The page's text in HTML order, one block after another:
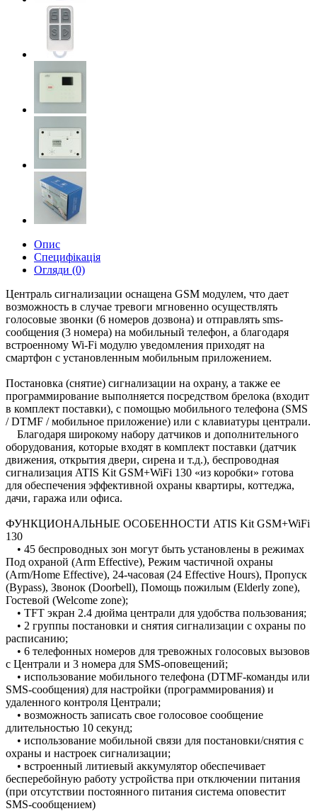
Опис
Специфікація
Огляди (0)
Централь сигнализации оснащена GSM модулем, что дает
возможность в случае тревоги мгновенно осуществлять
голосовые звонки (6 номеров дозвона) и отправлять sms-
сообщения (3 номера) на мобильный телефон, а благодаря
встроенному Wi-Fi модулю уведомления приходят на
смартфон с установленным мобильным приложением.
Постановка (снятие) сигнализации на охрану, а также ее
программирование выполняется посредством брелока (входит
в комплект поставки), с помощью мобильного телефона (SMS
/ DTMF / мобильное приложение) или с клавиатуры централи.
Благодаря широкому набору датчиков и дополнительного
оборудования, которые входят в комплект поставки (датчик
движения, открытия двери, сирена и т.д.), беспроводная
сигнализация ATIS Kit GSM+WiFi 130 «из коробки» готова
для обеспечения эффективной охраны квартиры, коттеджа,
дачи, гаража или офиса.
ФУНКЦИОНАЛЬНЫЕ ОСОБЕННОСТИ ATIS Kit GSM+WiFi
130
• 45 беспроводных зон могут быть установлены в режимах
Под охраной (Arm Effective), Режим частичной охраны
(Arm/Home Effective), 24-часовая (24 Effective Hours), Пропуск
(Bypass), Звонок (Doorbell), Помощь пожилым (Elderly zone),
Гостевой (Welcome zone);
• TFT экран 2.4 дюйма централи для удобства пользования;
• 2 группы постановки и снятия сигнализации с охраны по
расписанию;
• 6 телефонных номеров для тревожных голосовых вызовов
с Централи и 3 номера для SMS-оповещений;
• использование мобильного телефона (DTMF-команды или
SMS-сообщения) для настройки (программирования) и
удаленного контроля Централи;
• возможность записать свое голосовое сообщение
длительностью 10 секунд;
• использование мобильной связи для постановки/снятия с
охраны и настроек сигнализации;
• встроенный литиевый аккумулятор обеспечивает
бесперебойную работу устройства при отключении питания
(при отсутствии постоянного питания система оповестит
SMS-сообщением)